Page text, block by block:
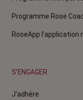
Programme Rose
RoseApp l’application
S'ENGAGER
J'adhère